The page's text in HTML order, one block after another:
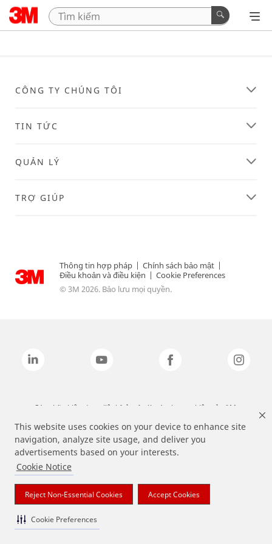
This website uses cookies on your device to enhance site
navigation, analyze site usage, and deliver you
advertisements based on your interests.
Cookie Notice
Reject Non-Essential Cookies Accept Cookies
Cookie Preferences
CÔNG TY CHÚNG TÔI
TIN TỨC
QUẢN LÝ
TRỢ GIÚP
Thông tin hợp pháp | Chính sách bảo mật |
Điều khoản và điều kiện | Cookie Preferences
© 3M 2026. Bảo lưu mọi quyền.
Các nhãn hiệu được liệt kê ở trên là các thương hiệu của 3M.